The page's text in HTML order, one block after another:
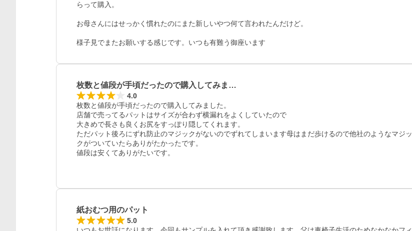
らって購入。
お母さんにはせっかく慣れたのにまた新しいやつ何て言われたんだけど。
様子見でまたお願いする感じです。いつも有難う御座います
枚数と値段が手頃だったので購入してみま…
4.0
枚数と値段が手頃だったので購入してみました。
店舗で売ってるパットはサイズが合わず横漏れをよくしていたので
大きめで長さも良くお尻をすっぽり隠してくれます。
ただパット後ろにずれ防止のマジックがないのでずれてしまいます母はまだ歩けるので他社のようなマジッ
クがついていたらありがたかったです。
値段は安くてありがたいです。
紙おむつ用のパット
5.0